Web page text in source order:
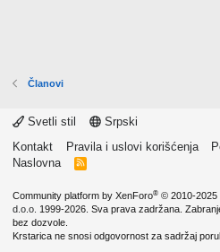
Članovi
Svetli stil
Srpski
Kontakt
Pravila i uslovi korišćenja
Naslovna
R
Community platform by XenForo® © 2010-2025
d.o.o. 1999-2026. Sva prava zadržana.
bez dozvole.
Krstarica ne snosi odgovornost za sadržaj